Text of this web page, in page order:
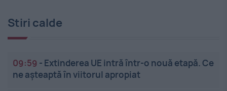
Stiri calde
09:59 - Extinderea UE intră într-o nouă etapă. Ce
ne așteaptă în viitorul apropiat